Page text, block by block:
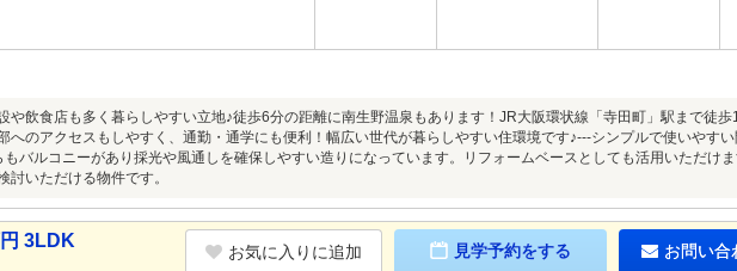
や飲食店も多く暮らしやすい立地♪徒歩6分の距離に南生野温泉もあります！JR大阪環状線「寺田町」駅まで徒
へのアクセスもしやすく、通勤・通学にも便利！幅広い世代が暮らしやすい住環境です♪---シンプルで使いやす
もバルコニーがあり採光や風通しを確保しやすい造りになっています。リフォームベースとしても活用いただけ
討いただける物件です。
3LDK
お気に入りに追加 見学予約をする お問い合